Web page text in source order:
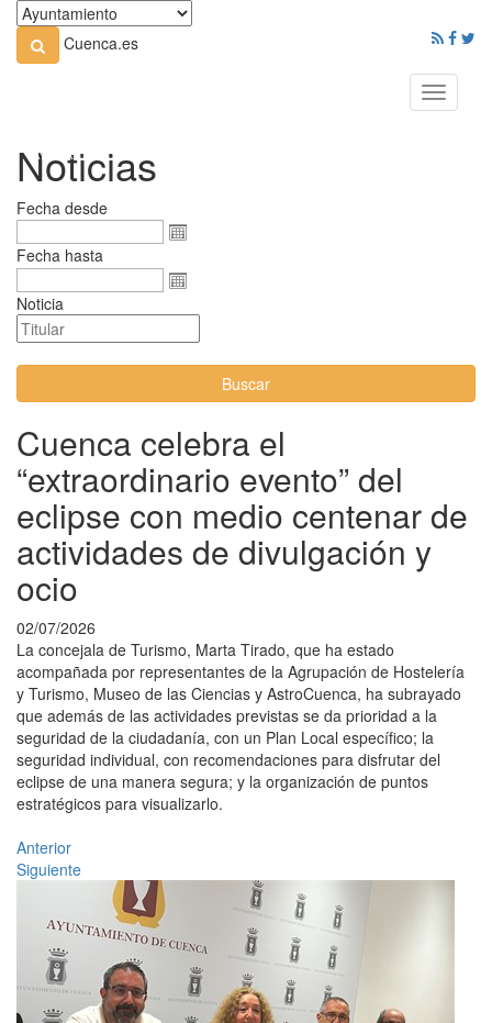
Cuenca.es
Toggle
Noticias
Fecha desde
Fecha hasta
Noticia
Buscar
Cuenca celebra el
“extraordinario evento” del
eclipse con medio centenar de
actividades de divulgación y
ocio
02/07/2026
La concejala de Turismo, Marta Tirado, que ha estado
acompañada por representantes de la Agrupación de Hostelería
y Turismo, Museo de las Ciencias y AstroCuenca, ha subrayado
que además de las actividades previstas se da prioridad a la
seguridad de la ciudadanía, con un Plan Local específico; la
seguridad individual, con recomendaciones para disfrutar del
eclipse de una manera segura; y la organización de puntos
estratégicos para visualizarlo.
Anterior
Siguiente